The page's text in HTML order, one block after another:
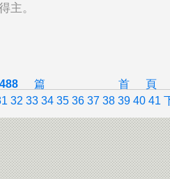
主。
488 篇
首
32 33 34 35 36 37 38 39 40 41